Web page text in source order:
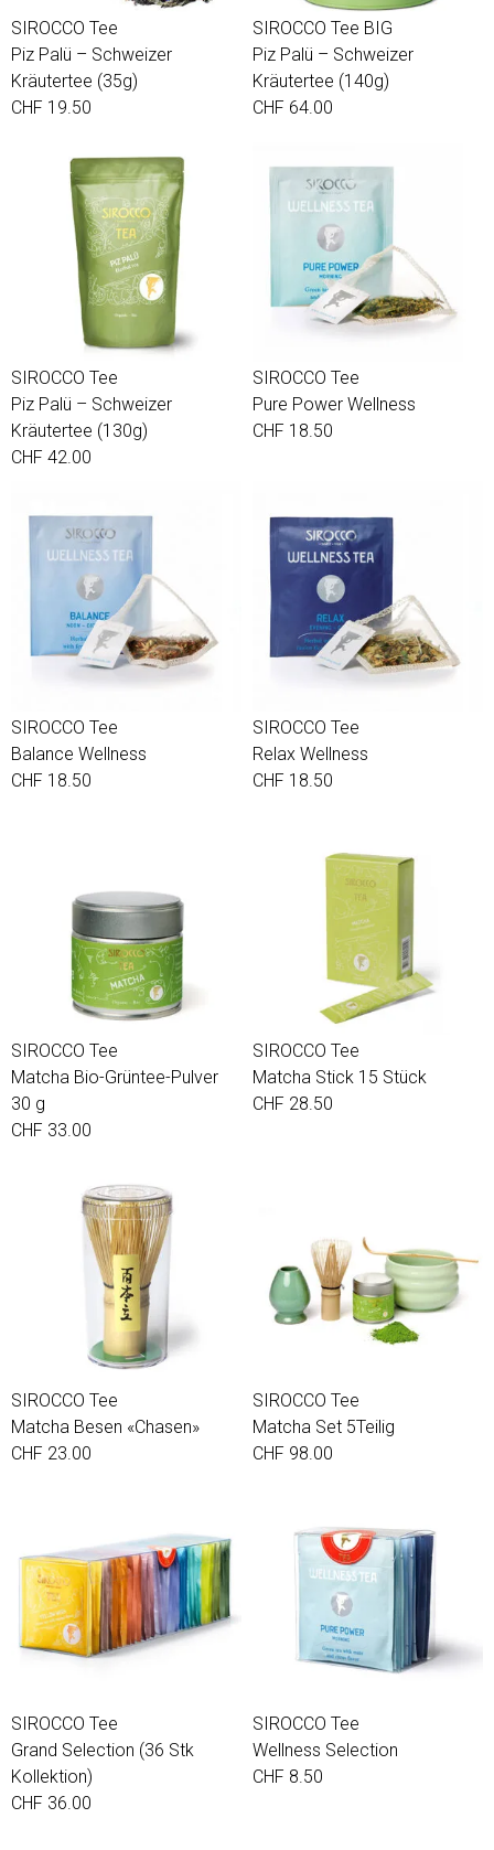
SIROCCO Tee
Piz Palü – Schweizer
Kräutertee (35g)
CHF 19.50
SIROCCO Tee BIG
Piz Palü – Schweizer
Kräutertee (140g)
CHF 64.00
SIROCCO Tee
Piz Palü – Schweizer
Kräutertee (130g)
CHF 42.00
SIROCCO Tee
Pure Power Wellness
CHF 18.50
SIROCCO Tee
Balance Wellness
CHF 18.50
SIROCCO Tee
Relax Wellness
CHF 18.50
SIROCCO Tee
Matcha Bio-Grüntee-Pulver
30 g
CHF 33.00
SIROCCO Tee
Matcha Stick 15 Stück
CHF 28.50
SIROCCO Tee
Matcha Besen «Chasen»
CHF 23.00
SIROCCO Tee
Matcha Set 5Teilig
CHF 98.00
SIROCCO Tee
Grand Selection (36 Stk
Kollektion)
CHF 36.00
SIROCCO Tee
Wellness Selection
CHF 8.50